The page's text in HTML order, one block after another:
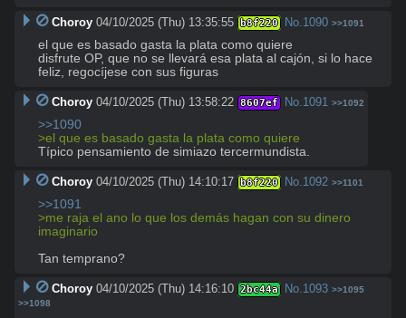
Choroy 04/10/2025 (Thu) 13:35:55 b8f220 No. 1090 >>1091
el que es basado gasta la plata como quiere
disfrute OP, que no se llevará esa plata al cajón, si lo hace
feliz, regocíjese con sus figuras
Choroy 04/10/2025 (Thu) 13:58:22 8607ef No. 1091 >>1092
>>1090
>el que es basado gasta la plata como quiere
Típico pensamiento de simiazo tercermundista.
Choroy 04/10/2025 (Thu) 14:10:17 b8f220 No. 1092 >>1101
>>1091
>me raja el ano lo que los demás hagan con su dinero
imaginario
Tan temprano?
Choroy 04/10/2025 (Thu) 14:16:10 2bc44a No. 1093 >>1095
>>1098